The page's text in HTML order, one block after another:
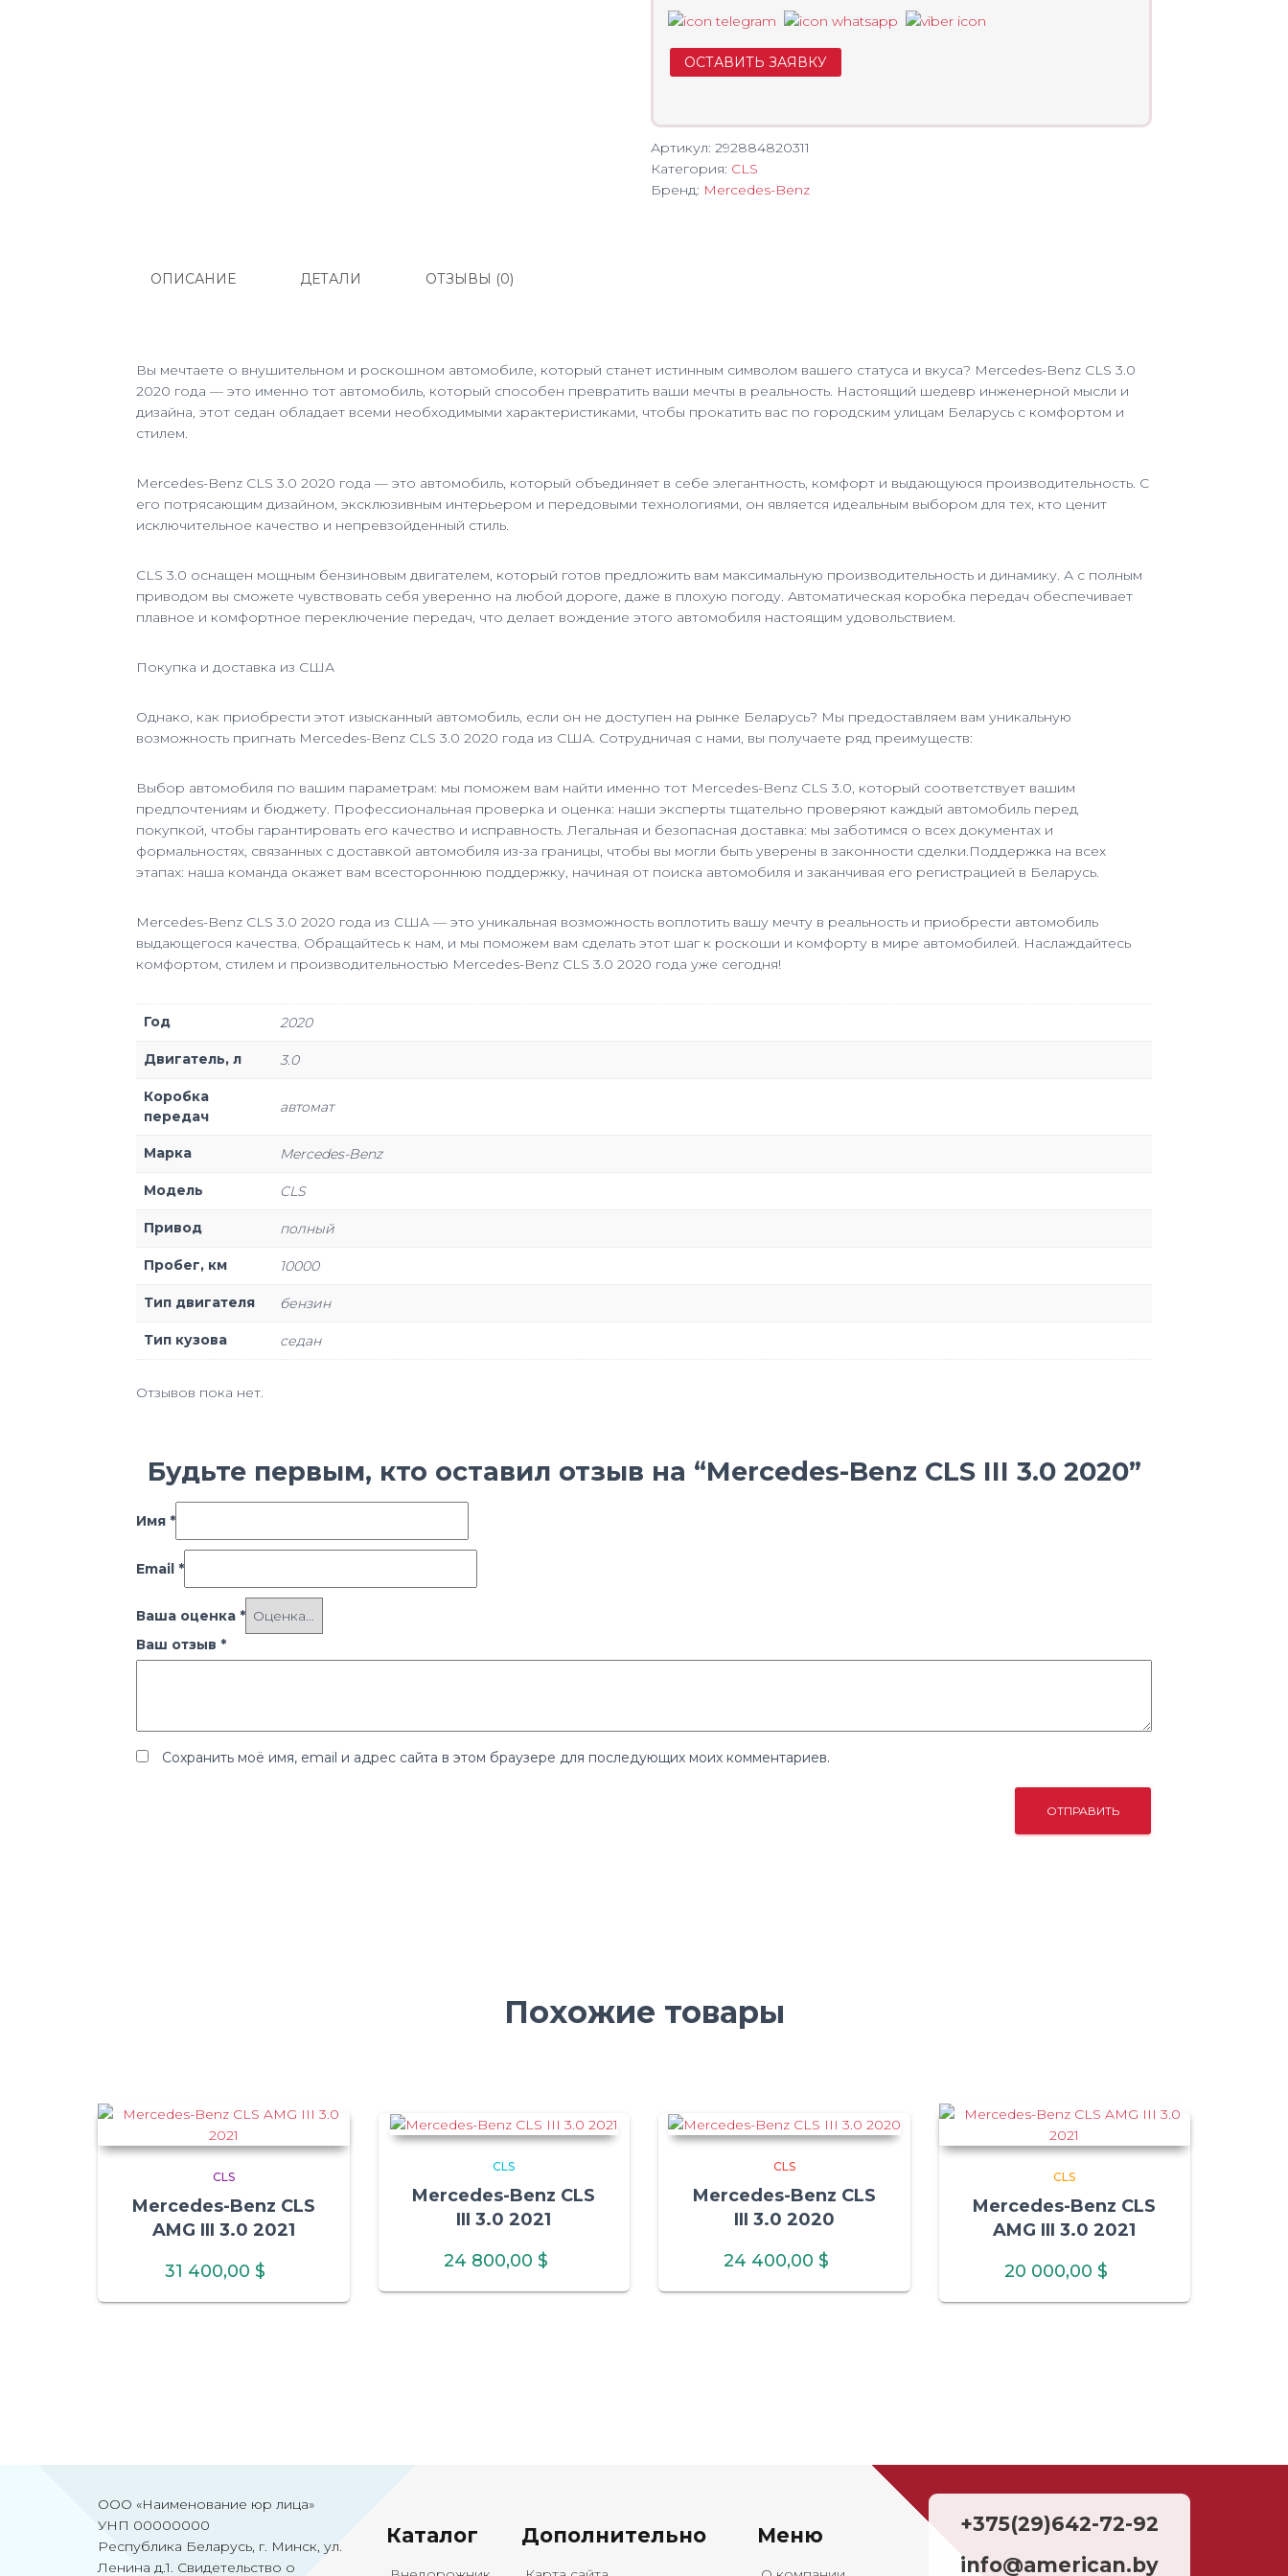
ОСТАВИТЬ ЗАЯВКУ
Артикул: 292884820311
Категория: CLS
Бренд: Mercedes-Benz
ОПИСАНИЕ ДЕТАЛИ ОТЗЫВЫ (0)
Вы мечтаете о внушительном и роскошном автомобиле, который станет истинным символом вашего статуса и вкуса? Mercedes-Benz CLS 3.0
2020 года — это именно тот автомобиль, который способен превратить ваши мечты в реальность. Настоящий шедевр инженерной мысли и
дизайна, этот седан обладает всеми необходимыми характеристиками, чтобы прокатить вас по городским улицам Беларусь с комфортом и
стилем.
Mercedes-Benz CLS 3.0 2020 года — это автомобиль, который объединяет в себе элегантность, комфорт и выдающуюся производительность. С
его потрясающим дизайном, эксклюзивным интерьером и передовыми технологиями, он является идеальным выбором для тех, кто ценит
исключительное качество и непревзойденный стиль.
CLS 3.0 оснащен мощным бензиновым двигателем, который готов предложить вам максимальную производительность и динамику. А с полным
приводом вы сможете чувствовать себя уверенно на любой дороге, даже в плохую погоду. Автоматическая коробка передач обеспечивает
плавное и комфортное переключение передач, что делает вождение этого автомобиля настоящим удовольствием.
Покупка и доставка из США
Однако, как приобрести этот изысканный автомобиль, если он не доступен на рынке Беларусь? Мы предоставляем вам уникальную
возможность пригнать Mercedes-Benz CLS 3.0 2020 года из США. Сотрудничая с нами, вы получаете ряд преимуществ:
Выбор автомобиля по вашим параметрам: мы поможем вам найти именно тот Mercedes-Benz CLS 3.0, который соответствует вашим
предпочтениям и бюджету. Профессиональная проверка и оценка: наши эксперты тщательно проверяют каждый автомобиль перед
покупкой, чтобы гарантировать его качество и исправность. Легальная и безопасная доставка: мы заботимся о всех документах и
формальностях, связанных с доставкой автомобиля из-за границы, чтобы вы могли быть уверены в законности сделки.Поддержка на всех
этапах: наша команда окажет вам всестороннюю поддержку, начиная от поиска автомобиля и заканчивая его регистрацией в Беларусь.
Mercedes-Benz CLS 3.0 2020 года из США — это уникальная возможность воплотить вашу мечту в реальность и приобрести автомобиль
выдающегося качества. Обращайтесь к нам, и мы поможем вам сделать этот шаг к роскоши и комфорту в мире автомобилей. Наслаждайтесь
комфортом, стилем и производительностью Mercedes-Benz CLS 3.0 2020 года уже сегодня!
Год 2020
Двигатель, л 3.0
Коробка
передач
автомат
Марка Mercedes-Benz
Модель CLS
Привод полный
Пробег, км 10000
Тип двигателя бензин
Тип кузова седан
Отзывов пока нет.
Будьте первым, кто оставил отзыв на “Mercedes-Benz CLS III 3.0 2020”
Имя *
Email *
Ваша оценка *
Ваш отзыв *
Сохранить моё имя, email и адрес сайта в этом браузере для последующих моих комментариев.
Похожие товары
CLS
Mercedes-Benz CLS
AMG III 3.0 2021
31 400,00 $
CLS
Mercedes-Benz CLS
III 3.0 2021
24 800,00 $
CLS
Mercedes-Benz CLS
III 3.0 2020
24 400,00 $
CLS
Mercedes-Benz CLS
AMG III 3.0 2021
20 000,00 $
ООО «Наименование юр лица»
УНП 00000000
Республика Беларусь, г. Минск, ул.
Ленина д.1. Свидетельство о
Каталог Дополнительно Меню
+375(29)642-72-92
info@american.by